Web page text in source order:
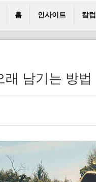
홈 인사이트 칼럼
남기는 방법